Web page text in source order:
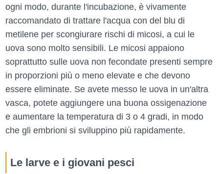
ogni modo, durante l'incubazione, è vivamente
raccomandato di trattare l'acqua con del blu di
metilene per scongiurare rischi di micosi, a cui le
uova sono molto sensibili. Le micosi appaiono
soprattutto sulle uova non fecondate presenti sempre
in proporzioni più o meno elevate e che devono
essere eliminate. Se avete messo le uova in un'altra
vasca, potete aggiungere una buona ossigenazione
e aumentare la temperatura di 3 o 4 gradi, in modo
che gli embrioni si sviluppino più rapidamente.
Le larve e i giovani pesci